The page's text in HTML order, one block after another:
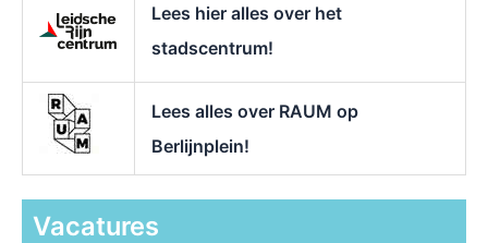
Lees hier alles over het
stadscentrum!
Lees alles over RAUM op
Berlijnplein!
Vacatures